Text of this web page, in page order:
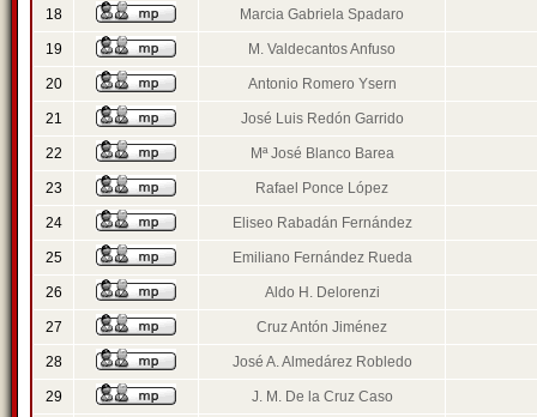
18 Marcia Gabriela Spadaro
19 M. Valdecantos Anfuso
20 Antonio Romero Ysern
21 José Luis Redón Garrido
22 Mª José Blanco Barea
23 Rafael Ponce López
24 Eliseo Rabadán Fernández
25 Emiliano Fernández Rueda
26 Aldo H. Delorenzi
27 Cruz Antón Jiménez
28 José A. Almedárez Robledo
29 J. M. De la Cruz Caso